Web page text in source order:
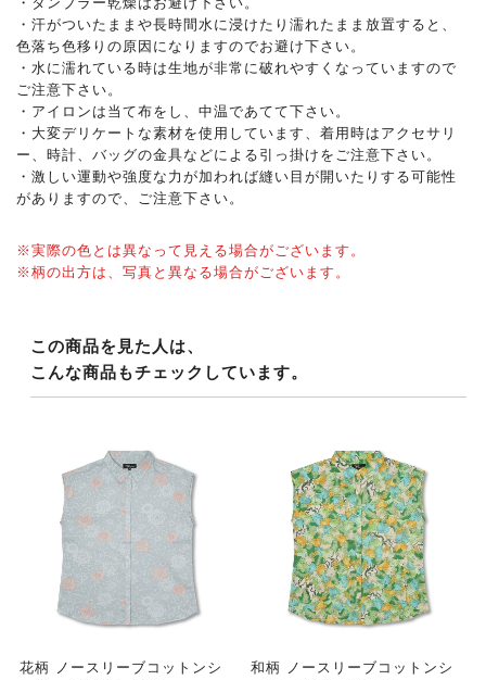
・汗がついたままや長時間水に浸けたり濡れたまま放置すると、
色落ち色移りの原因になりますのでお避け下さい。
・水に濡れている時は生地が非常に破れやすくなっていますので
ご注意下さい。
・アイロンは当て布をし、中温であてて下さい。
・大変デリケートな素材を使用しています、着用時はアクセサリ
ー、時計、バッグの金具などによる引っ掛けをご注意下さい。
・激しい運動や強度な力が加われば縫い目が開いたりする可能性
がありますので、ご注意下さい。
※実際の色とは異なって見える場合がございます。
※柄の出方は、写真と異なる場合がございます。
この商品を見た人は、
こんな商品もチェックしています。
花柄 ノースリーブコットンシ
和柄 ノースリーブコットンシ